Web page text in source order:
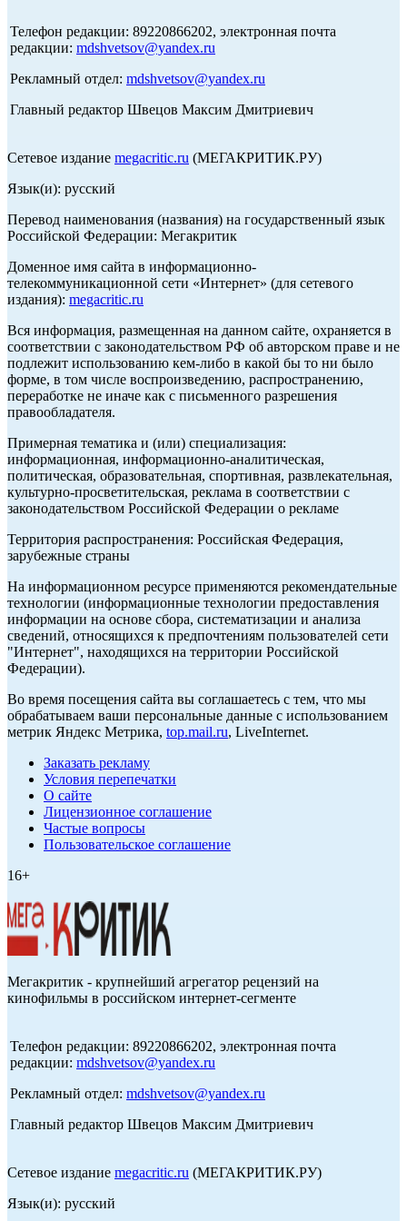
Телефон редакции: 89220866202, электронная почта
редакции: mdshvetsov@yandex.ru
Рекламный отдел: mdshvetsov@yandex.ru
Главный редактор Швецов Максим Дмитриевич
Сетевое издание megacritic.ru (МЕГАКРИТИК.РУ)
Язык(и): русский
Перевод наименования (названия) на государственный язык
Российской Федерации: Мегакритик
Доменное имя сайта в информационно-
телекоммуникационной сети «Интернет» (для сетевого
издания): megacritic.ru
Вся информация, размещенная на данном сайте, охраняется в
соответствии с законодательством РФ об авторском праве и не
подлежит использованию кем-либо в какой бы то ни было
форме, в том числе воспроизведению, распространению,
переработке не иначе как с письменного разрешения
правообладателя.
Примерная тематика и (или) специализация:
информационная, информационно-аналитическая,
политическая, образовательная, спортивная, развлекательная,
культурно-просветительская, реклама в соответствии с
законодательством Российской Федерации о рекламе
Территория распространения: Российская Федерация,
зарубежные страны
На информационном ресурсе применяются рекомендательные
технологии (информационные технологии предоставления
информации на основе сбора, систематизации и анализа
сведений, относящихся к предпочтениям пользователей сети
"Интернет", находящихся на территории Российской
Федерации).
Во время посещения сайта вы соглашаетесь с тем, что мы
обрабатываем ваши персональные данные с использованием
метрик Яндекс Метрика, top.mail.ru, LiveInternet.
Заказать рекламу
Условия перепечатки
О сайте
Лицензионное соглашение
Частые вопросы
Пользовательское соглашение
16+
Мегакритик - крупнейший агрегатор рецензий на
кинофильмы в российском интернет-сегменте
Телефон редакции: 89220866202, электронная почта
редакции: mdshvetsov@yandex.ru
Рекламный отдел: mdshvetsov@yandex.ru
Главный редактор Швецов Максим Дмитриевич
Сетевое издание megacritic.ru (МЕГАКРИТИК.РУ)
Язык(и): русский